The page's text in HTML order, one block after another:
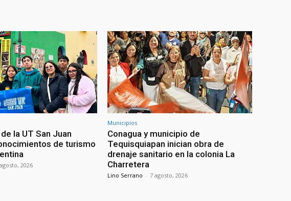
la UT San Juan
de turismo
2026
Municipios
Conagua y municipio de
Tequisquiapan inician obra de
drenaje sanitario en la colonia La
Charretera
Lino Serrano - 7 agosto, 2026